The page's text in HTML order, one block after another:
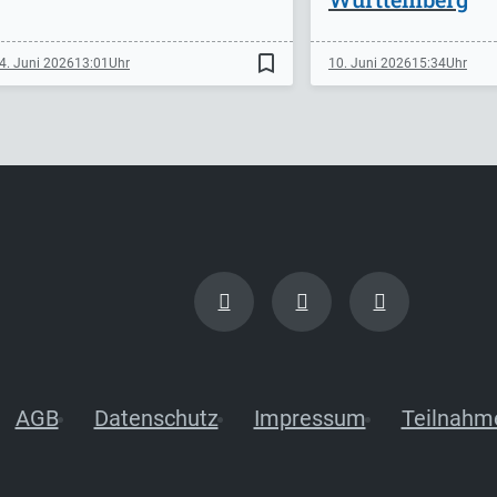
Juni 202613:01 bookmark_border 10. Juni 202615:34
AGB Datenschutz Impressum